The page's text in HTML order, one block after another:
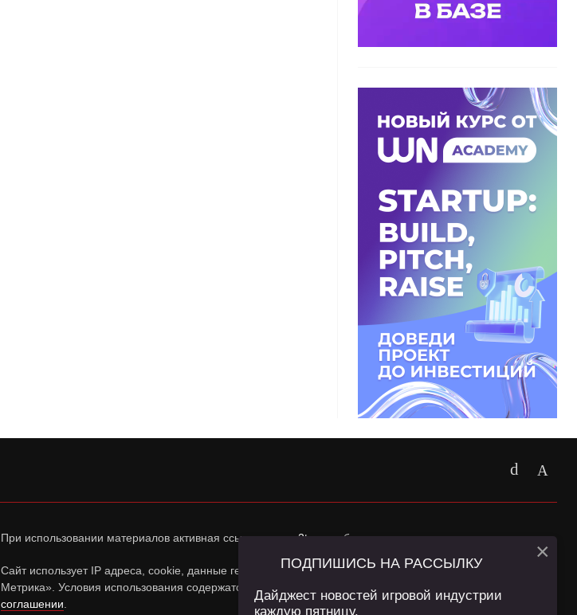
При использовании материалов активная ссылка наapp2top.ruобязательна.
Сайт использует IP адреса, cookie, данные геолокации Пользователей сайта и сервис «Яндекс
Метрика». Условия использования содержатся в
Политике конфиденциальностии
соглашении
ПОДПИШИСЬ НА РАССЫЛКУ
Дайджест новостей игровой индустрии
каждую пятницу.
×